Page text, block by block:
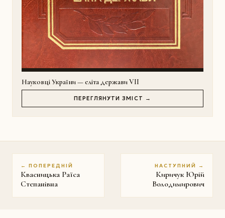
Науковці України — еліта держави VII
ПЕРЕГЛЯНУТИ ЗМІСТ →
← ПОПЕРЕДНІЙ
Квасницька Раїса
Степанівна
НАСТУПНИЙ →
Киричук Юрій
Володимирович